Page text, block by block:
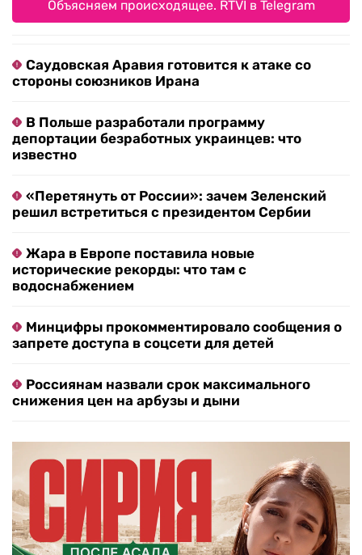
Объясняем происходящее. RTVI в Telegram
Саудовская Аравия готовится к атаке со
стороны союзников Ирана
В Польше разработали программу
депортации безработных украинцев: что
известно
«Перетянуть от России»: зачем Зеленский
решил встретиться с президентом Сербии
Жара в Европе поставила новые
исторические рекорды: что там с
водоснабжением
Минцифры прокомментировало сообщения о
запрете доступа в соцсети для детей
Россиянам назвали срок максимального
снижения цен на арбузы и дыни